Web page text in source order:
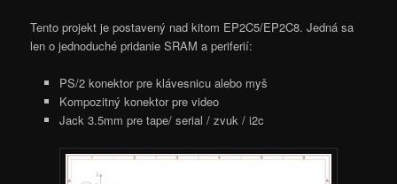
Tento projekt je postavený nad kitom EP2C5/EP2C8. Jedná sa
len o jednoduché pridanie SRAM a periferií:
PS/2 konektor pre klávesnicu alebo myš
Kompozitný konektor pre video
Jack 3.5mm pre tape/ serial / zvuk / i2c